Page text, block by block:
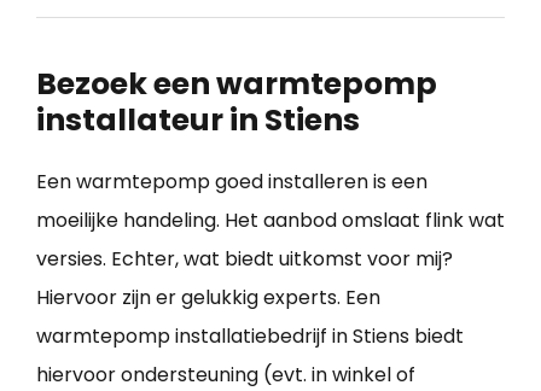
Bezoek een warmtepomp
installateur in Stiens
Een warmtepomp goed installeren is een
moeilijke handeling. Het aanbod omslaat flink wat
versies. Echter, wat biedt uitkomst voor mij?
Hiervoor zijn er gelukkig experts. Een
warmtepomp installatiebedrijf in Stiens biedt
hiervoor ondersteuning (evt. in winkel of